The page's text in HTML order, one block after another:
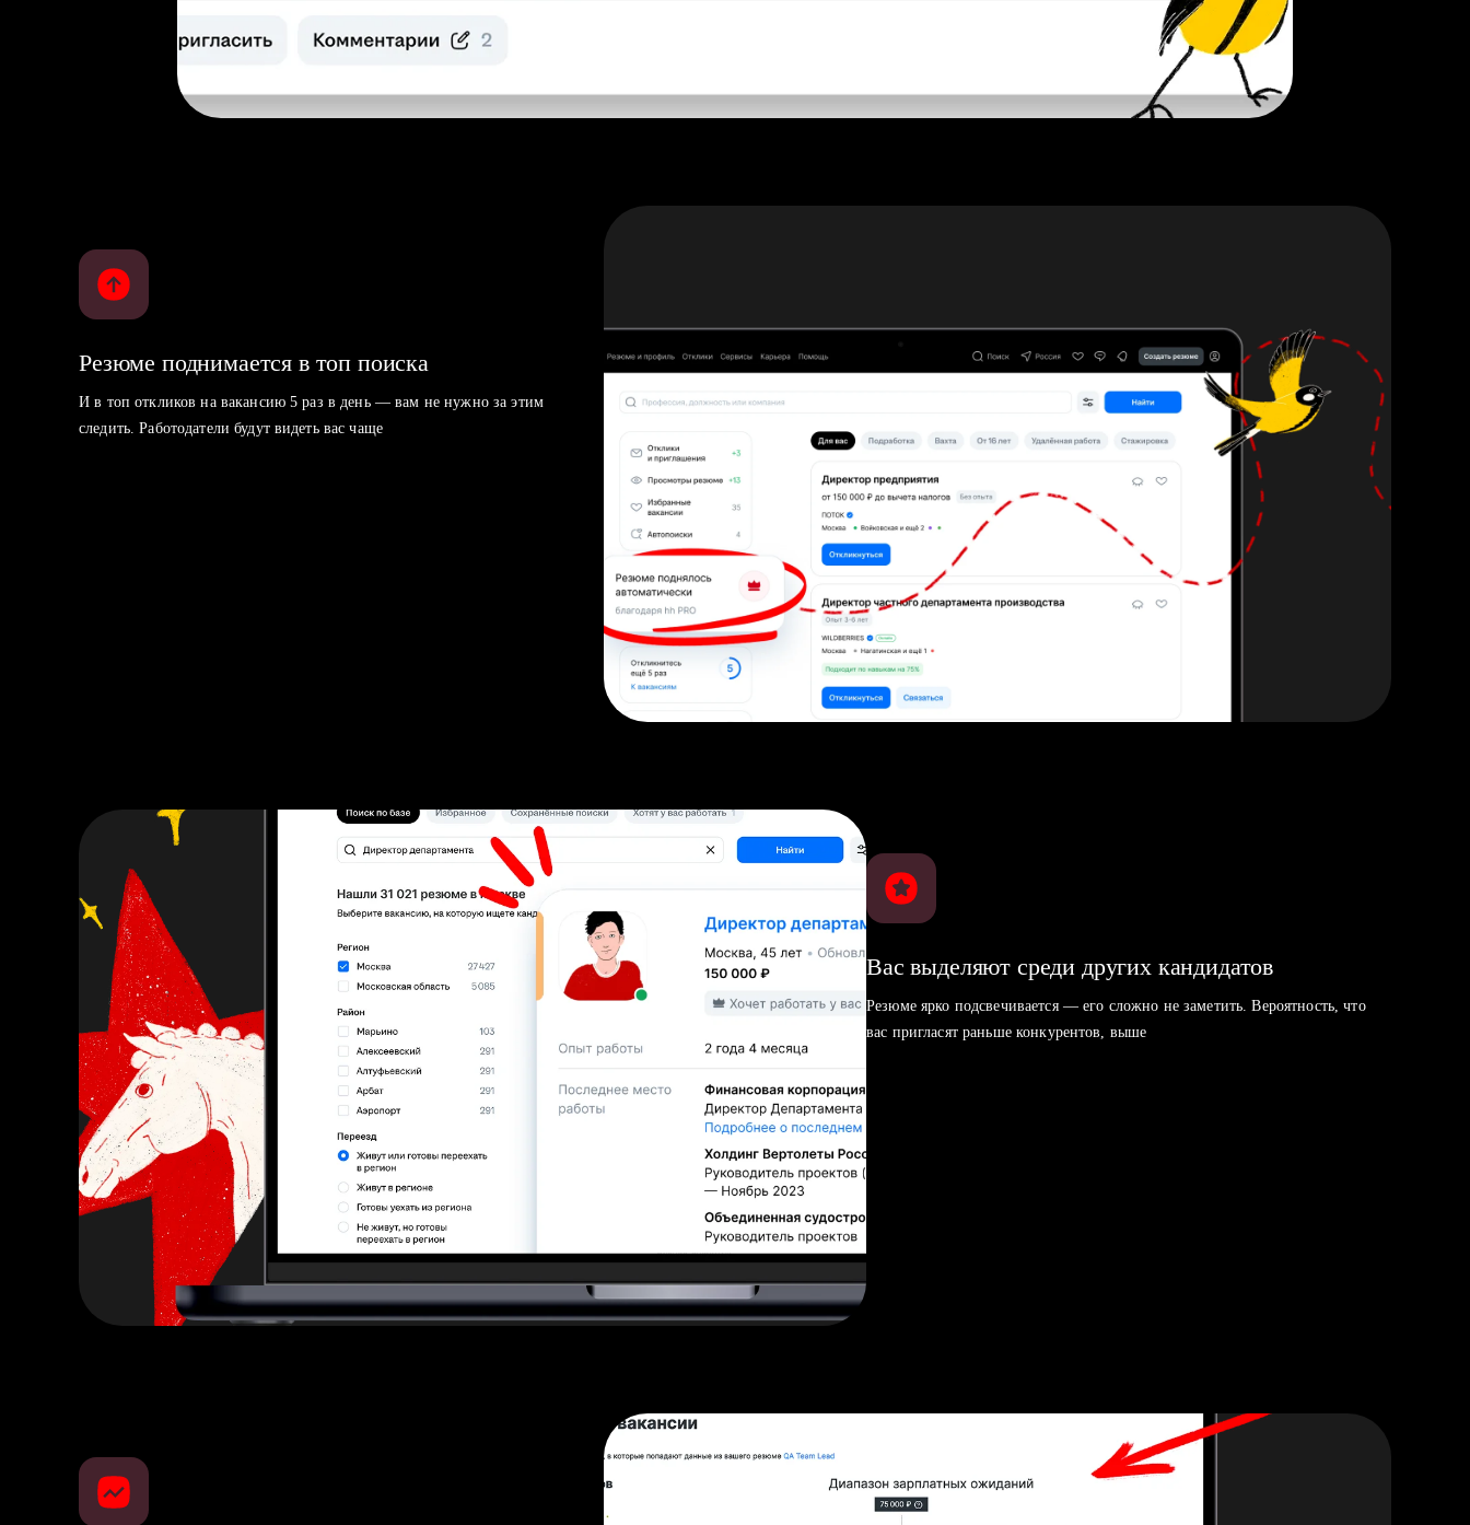
Резюме поднимается в топ поиска
И в топ откликов на вакансию 5 раз в день — вам не нужно за этим
следить. Работодатели будут видеть вас чаще
Вас выделяют среди других кандидатов
Резюме ярко подсвечивается — его сложно не заметить. Вероятность, что
вас пригласят раньше конкурентов, выше